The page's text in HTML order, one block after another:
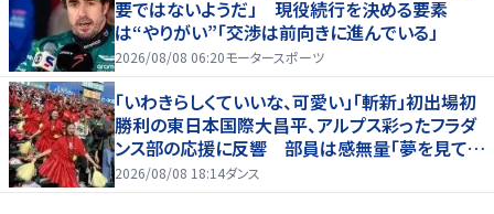
要ではないようだ」 現役続行を決める要素
は“やりがい”「交渉は前向きに進んでいる」
2026/08/08 06:20モータースポーツ
「いわきらしくていいな、可愛い」「斬新」初出場初
勝利の東日本国際大昌平、アルプス彩ったフラダ
ンス部の応援に反響 部員は感無量「夢を見てい
るよう」
2026/08/08 18:14ダンス